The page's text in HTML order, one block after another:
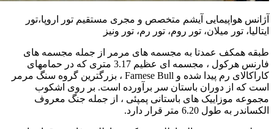
آژانس هواپیمایی آیشم متخصص و مجری مستقیم تور اروپا،تور
ایتالیا، تور میلان، تور روم، تور رم، تور ونیز
طبقه همکف عمدتا به مجسمه های مرمر از جمله مجسمه های
فارنس هرکول ، مجسمه ای عظیم 3.17 متری که در حمامهای
کاراکالای رم پیدا شده و Farnese Bull ، بزرگترین گروه سنگ مرمر
است که از دوران باستان سر برآورده است. بر روی اشکوب
مجموعه موزاییک های باستانی پمپئی ، از جمله جنگ معروف
الکساندر به طول 6.20 متر قرار دارد.